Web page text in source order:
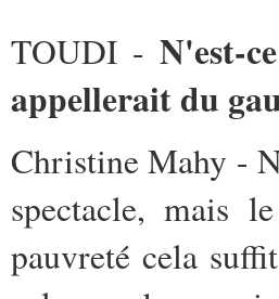
TOUDI - N'est-
appellerait du
Christine Mahy -
spectacle, mais
pauvreté cela